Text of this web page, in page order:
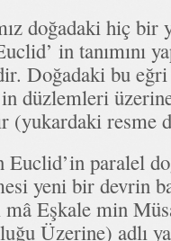
doğadaki hiç bir
in tanımını
Doğadaki bu
düzlemleri
(yukardaki resme
Euclid’in paralel
yeni bir devrin
Eşkale min
Üzerine) adlı